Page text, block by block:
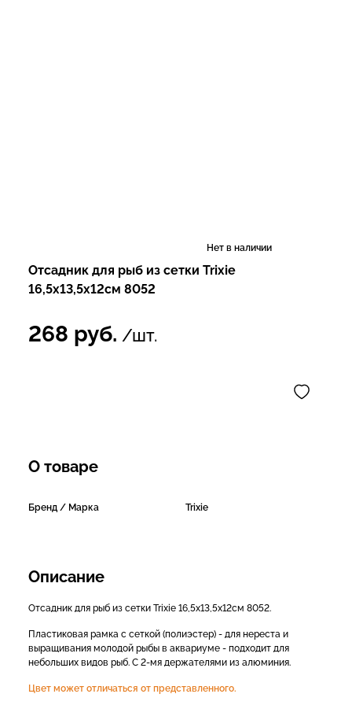
Нет в наличии
Отсадник для рыб из сетки Trixie
16,5х13,5х12см 8052
268 руб. /шт.
О товаре
Бренд / Марка Trixie
Описание
Отсадник для рыб из сетки Trixie 16,5х13,5х12см 8052.
Пластиковая рамка с сеткой (полиэстер) - для нереста и
выращивания молодой рыбы в аквариуме - подходит для
небольших видов рыб. С 2-мя держателями из алюминия.
Цвет может отличаться от представленного.